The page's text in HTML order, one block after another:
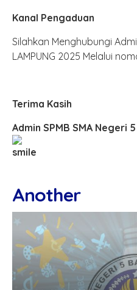
Kanal Pengaduan
Silahkan Menghubungi
LAMPUNG 2025 Melalui
Terima Kasih
Admin SPMB SMA Negeri
Another